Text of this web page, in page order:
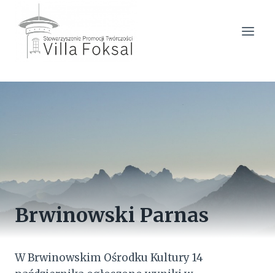
treści
Brwinowski Parnas
W Brwinowskim Ośrodku Kultury 14